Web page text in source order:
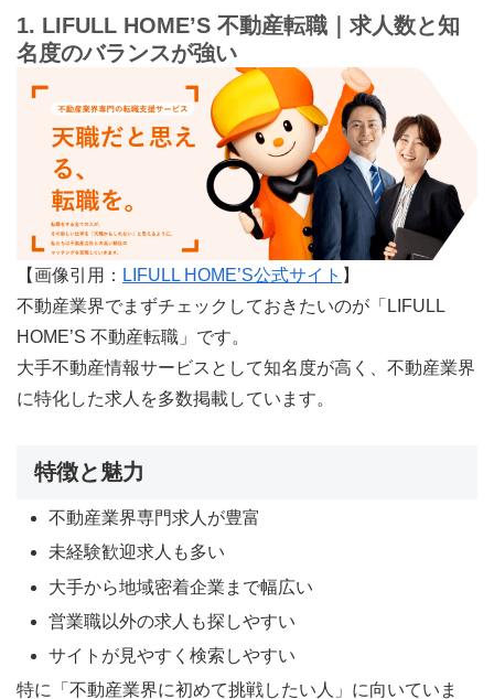
1. LIFULL HOME’S 不動産転職｜求人数と知
名度のバランスが強い
【画像引用： LIFULL HOME’S公式サイト 】
不動産業界でまずチェックしておきたいのが「LIFULL
HOME’S 不動産転職」です。
大手不動産情報サービスとして知名度が高く、不動産業界
に特化した求人を多数掲載しています。
特徴と魅力
不動産業界専門求人が豊富
未経験歓迎求人も多い
大手から地域密着企業まで幅広い
営業職以外の求人も探しやすい
サイトが見やすく検索しやすい
特に「不動産業界に初めて挑戦したい人」に向いていま